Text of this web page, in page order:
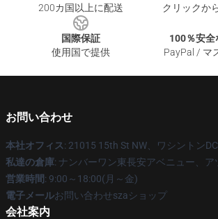
200カ国以上に配送
クリックか
国際保証
使用国で提供
100％安全
PayPal / マ
お問い合わせ
本社オフィス: 21015 15th St NW、ワシントン
私達の倉庫: ナンバーワン東長安アベニュー、ア
営業時間: 9:00～18:00(月～金)
電子メールお問い合わせszaショップ
会社案内